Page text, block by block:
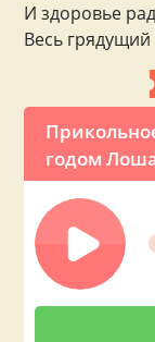
годом
И здоровье
Весь грядущий